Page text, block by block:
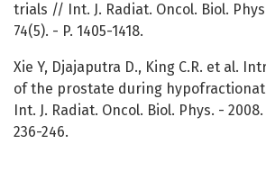
trials // Int. J. Radiat. Oncol. Biol.
74(5). - P. 1405-1418.
Xie Y, Djajaputra D., King C.R. et al.
of the prostate during
Int. J. Radiat. Oncol. Biol. Phys. -
236-246.